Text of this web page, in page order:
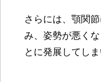
さらには、顎関
み、姿勢が悪く
とに発展してしま